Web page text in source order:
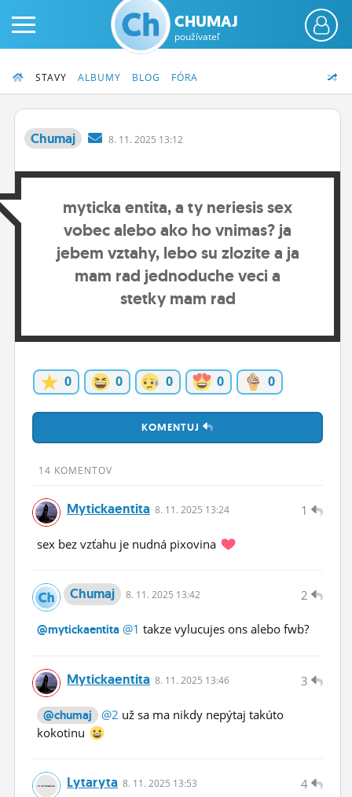
ČINŽIAK
FÓRUM
STATUSY
OBRÁZKY
ĽUDIA
ROLETA
CHUMAJ
používateľ
STAVY ALBUMY BLOG FÓRA
Chumaj 8. 11. 2025 13:12
myticka entita, a ty neriesis sex
vobec alebo ako ho vnimas? ja
jebem vztahy, lebo su zlozite a ja
mam rad jednoduche veci a
stetky mam rad
0 0 0 0 0
KOMENTUJ
14 KOMENTOV
1
Mytickaentita 8. 11. 2025 13:24
sex bez vzťahu je nudná pixovina
2
Chumaj 8. 11. 2025 13:42
@mytickaentita @1 takze vylucujes ons alebo fwb?
3
Mytickaentita 8. 11. 2025 13:46
@chumaj @2 už sa ma nikdy nepýtaj takúto
kokotinu
4
Lytaryta 8. 11. 2025 13:53